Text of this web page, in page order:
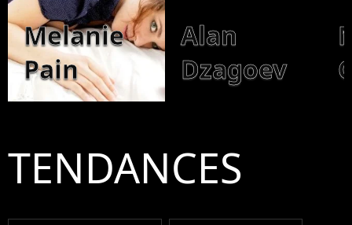
Melanie
Pain
Alan
Dzagoev
TENDANCES